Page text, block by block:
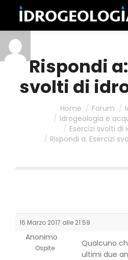
Rispondi
svolti di
Home Forum
Idrogeologia e
Esercizi svolti di
Rispondi a: Esercizi
16 Marzo 2017 alle 21:59
Anonimo
Ospite
Qualcuno
ultimi due